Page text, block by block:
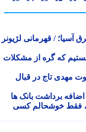
/ قهرمانی لژیونر
که گره از مشکلات
تاج در قبال
برداشت بانک ها
فقط خوشحالم کسی